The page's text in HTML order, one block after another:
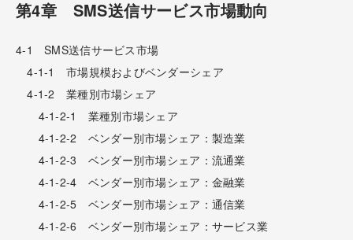
第4章 SMS送信サービス市場動向
4-1 SMS送信サービス市場
4-1-1 市場規模およびベンダーシェア
4-1-2 業種別市場シェア
4-1-2-1 業種別市場シェア
4-1-2-2 ベンダー別市場シェア：製造業
4-1-2-3 ベンダー別市場シェア：流通業
4-1-2-4 ベンダー別市場シェア：金融業
4-1-2-5 ベンダー別市場シェア：通信業
4-1-2-6 ベンダー別市場シェア：サービス業